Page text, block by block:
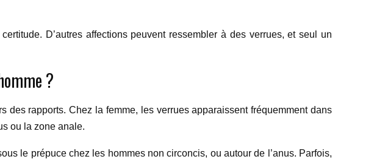
D’autres affections peuvent ressembler à des verrues, et seul un
?
rapports. Chez la femme, les verrues apparaissent fréquemment dans
ou la zone anale.
le prépuce chez les hommes non circoncis, ou autour de l’anus. Parfois,